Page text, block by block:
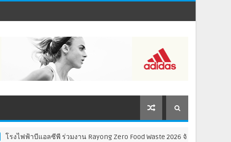
พี ร่วมงาน Rayong Zero Food Waste 2026 จับมือภาครัฐ-หน่วยงานส่วนท้